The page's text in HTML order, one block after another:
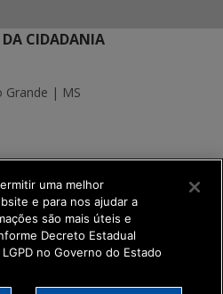
DA CIDADANIA
Grande | MS
uma melhor
e para nos ajudar a
são mais úteis e
Decreto Estadual
no Governo do Estado